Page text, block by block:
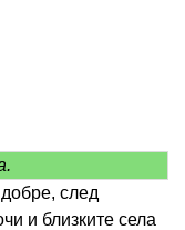
след
и близките села